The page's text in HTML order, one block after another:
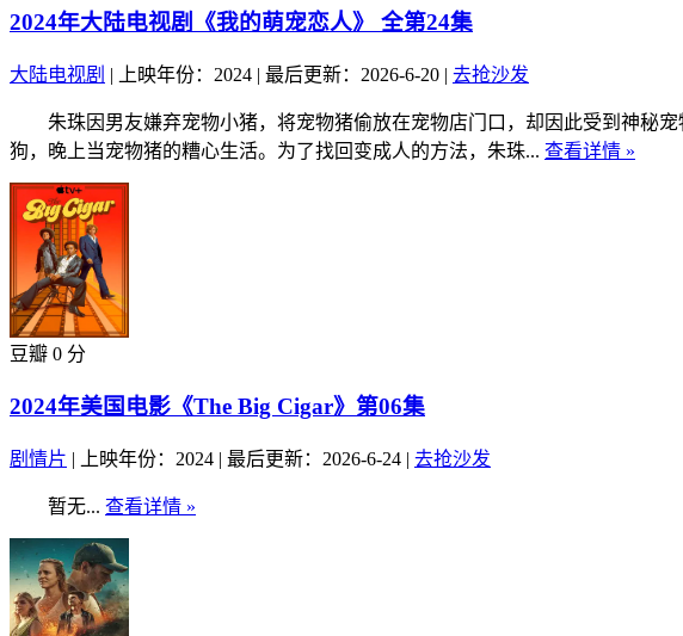
2024年大陆电视剧《我的萌宠恋人》 全第24集
大陆电视剧 | 上映年份：2024 | 最后更新：2026-6-20 | 去抢沙发
朱珠因男友嫌弃宠物小猪，将宠物猪偷放在宠物店门口，却因此受到神秘宠
狗，晚上当宠物猪的糟心生活。为了找回变成人的方法，朱珠... 查看详情 »
豆瓣 0 分
2024年美国电影《The Big Cigar》第06集
剧情片 | 上映年份：2024 | 最后更新：2026-6-24 | 去抢沙发
暂无... 查看详情 »